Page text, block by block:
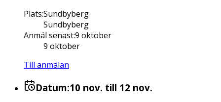
Plats:Sundbyberg
Sundbyberg
Anmäl senast:9 oktober
9 oktober
Till anmälan
Datum:10 nov. till 12 nov.